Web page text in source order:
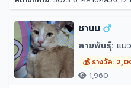
ชานม
สายพันธุ์: แม
💰 รางวัล:
1,960